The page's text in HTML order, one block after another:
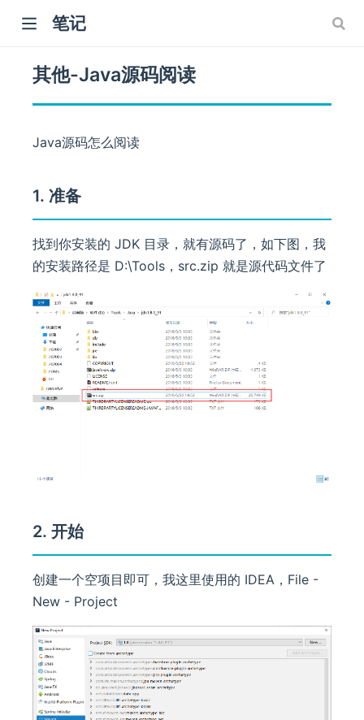
笔记
其他-Java源码阅读
Java源码怎么阅读
1. 准备
找到你安装的 JDK 目录，就有源码了，如下图，我
的安装路径是 D:\Tools，src.zip 就是源代码文件了
2. 开始
创建一个空项目即可，我这里使用的 IDEA，File -
New - Project